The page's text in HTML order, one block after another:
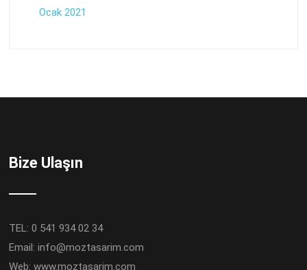
Ocak 2021
Bize Ulaşın
TEL: 0 541 934 02 34
Email:info@moztasarim.com
Web:www.moztasarim.com